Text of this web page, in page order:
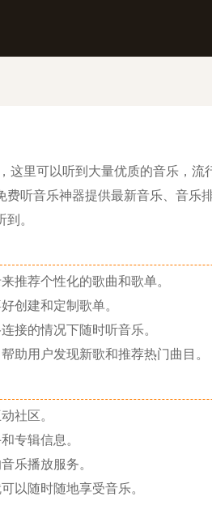
这里可以听到大量优质的音乐，流
听音乐神器提供最新音乐、音乐
。
荐个性化的歌曲和歌单。
建和定制歌单。
的情况下随时听音乐。
用户发现新歌和推荐热门曲目。
社区。
专辑信息。
乐播放服务。
随时随地享受音乐。